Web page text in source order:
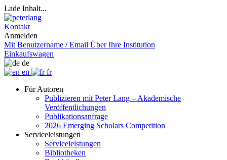
Lade Inhalt...
Kontakt
Anmelden
Mit Benutzername / Email Über Ihre Institution
Einkaufswagen
de
en
fr
Für Autoren
Publizieren mit Peter Lang – Akademische
Veröffentlichungen
Publikationsanfrage
2026 Emerging Scholars Competition
Serviceleistungen
Serviceleistungen
Bibliotheken